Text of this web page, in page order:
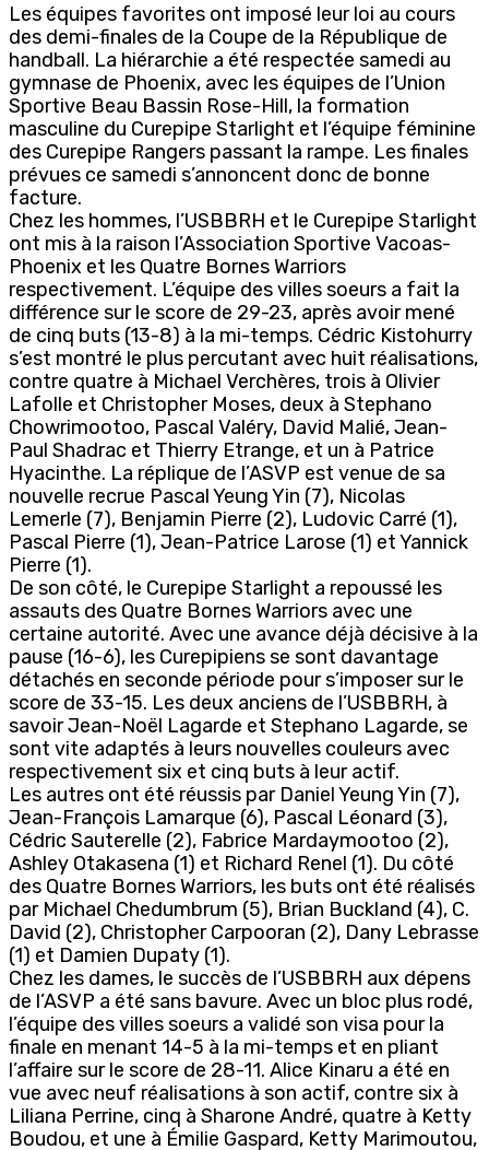
Les équipes favorites ont imposé leur loi au cours
des demi-finales de la Coupe de la République de
handball. La hiérarchie a été respectée samedi au
gymnase de Phoenix, avec les équipes de l’Union
Sportive Beau Bassin Rose-Hill, la formation
masculine du Curepipe Starlight et l’équipe féminine
des Curepipe Rangers passant la rampe. Les finales
prévues ce samedi s’annoncent donc de bonne
facture.
Chez les hommes, l’USBBRH et le Curepipe Starlight
ont mis à la raison l’Association Sportive Vacoas-
Phoenix et les Quatre Bornes Warriors
respectivement. L’équipe des villes soeurs a fait la
différence sur le score de 29-23, après avoir mené
de cinq buts (13-8) à la mi-temps. Cédric Kistohurry
s’est montré le plus percutant avec huit réalisations,
contre quatre à Michael Verchères, trois à Olivier
Lafolle et Christopher Moses, deux à Stephano
Chowrimootoo, Pascal Valéry, David Malié, Jean-
Paul Shadrac et Thierry Etrange, et un à Patrice
Hyacinthe. La réplique de l’ASVP est venue de sa
nouvelle recrue Pascal Yeung Yin (7), Nicolas
Lemerle (7), Benjamin Pierre (2), Ludovic Carré (1),
Pascal Pierre (1), Jean-Patrice Larose (1) et Yannick
Pierre (1).
De son côté, le Curepipe Starlight a repoussé les
assauts des Quatre Bornes Warriors avec une
certaine autorité. Avec une avance déjà décisive à la
pause (16-6), les Curepipiens se sont davantage
détachés en seconde période pour s’imposer sur le
score de 33-15. Les deux anciens de l’USBBRH, à
savoir Jean-Noël Lagarde et Stephano Lagarde, se
sont vite adaptés à leurs nouvelles couleurs avec
respectivement six et cinq buts à leur actif.
Les autres ont été réussis par Daniel Yeung Yin (7),
Jean-François Lamarque (6), Pascal Léonard (3),
Cédric Sauterelle (2), Fabrice Mardaymootoo (2),
Ashley Otakasena (1) et Richard Renel (1). Du côté
des Quatre Bornes Warriors, les buts ont été réalisés
par Michael Chedumbrum (5), Brian Buckland (4), C.
David (2), Christopher Carpooran (2), Dany Lebrasse
(1) et Damien Dupaty (1).
Chez les dames, le succès de l’USBBRH aux dépens
de l’ASVP a été sans bavure. Avec un bloc plus rodé,
l’équipe des villes soeurs a validé son visa pour la
finale en menant 14-5 à la mi-temps et en pliant
l’affaire sur le score de 28-11. Alice Kinaru a été en
vue avec neuf réalisations à son actif, contre six à
Liliana Perrine, cinq à Sharone André, quatre à Ketty
Boudou, et une à Émilie Gaspard, Ketty Marimoutou,